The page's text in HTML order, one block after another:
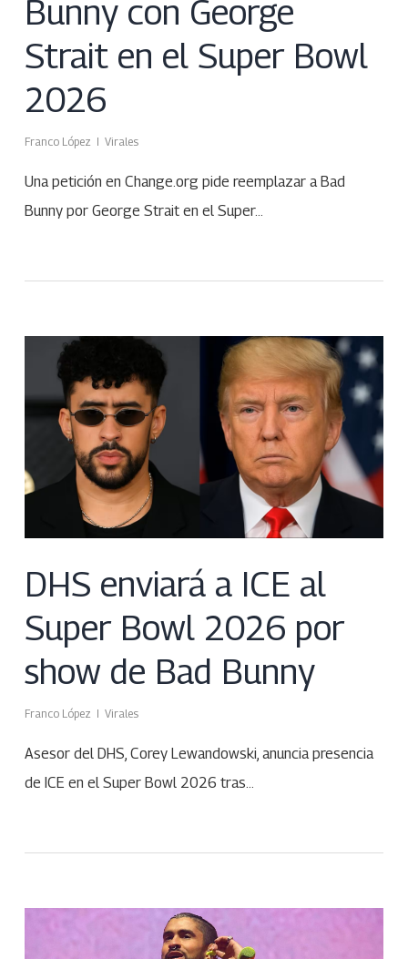
Bunny con George
Strait en el Super Bowl
2026
Franco López Virales
Una petición en Change.org pide reemplazar a Bad
Bunny por George Strait en el Super…
DHS enviará a ICE al
Super Bowl 2026 por
show de Bad Bunny
Franco López Virales
Asesor del DHS, Corey Lewandowski, anuncia presencia
de ICE en el Super Bowl 2026 tras…